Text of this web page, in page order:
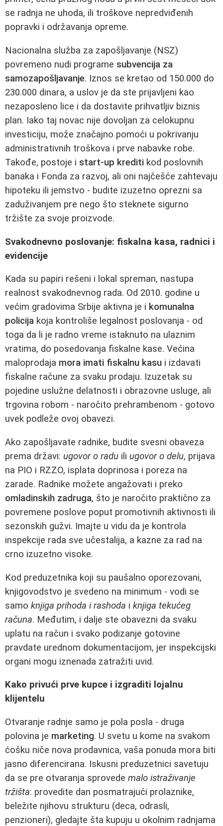
se radnja ne uhoda, ili troškove nepredviđenih
popravki i održavanja opreme.
Nacionalna služba za zapošljavanje (NSZ)
povremeno nudi programe subvencija za
samozapošljavanje. Iznos se kretao od 150.000 do
230.000 dinara, a uslov je da ste prijavljeni kao
nezaposleno lice i da dostavite prihvatljiv biznis
plan. Iako taj novac nije dovoljan za celokupnu
investiciju, može značajno pomoći u pokrivanju
administrativnih troškova i prve nabavke robe.
Takođe, postoje i start-up krediti kod poslovnih
banaka i Fonda za razvoj, ali oni najčešće zahtevaju
hipoteku ili jemstvo - budite izuzetno oprezni sa
zaduživanjem pre nego što steknete sigurno
tržište za svoje proizvode.
Svakodnevno poslovanje: fiskalna kasa, radnici i
evidencije
Kada su papiri rešeni i lokal spreman, nastupa
realnost svakodnevnog rada. Od 2010. godine u
većim gradovima Srbije aktivna je i komunalna
policija koja kontroliše legalnost poslovanja - od
toga da li je radno vreme istaknuto na ulaznim
vratima, do posedovanja fiskalne kase. Većina
maloprodaja mora imati fiskalnu kasu i izdavati
fiskalne račune za svaku prodaju. Izuzetak su
pojedine uslužne delatnosti i obrazovne usluge, ali
trgovina robom - naročito prehrambenom - gotovo
uvek podleže ovoj obavezi.
Ako zapošljavate radnike, budite svesni obaveza
prema državi: ugovor o radu ili ugovor o delu, prijava
na PIO i RZZO, isplata doprinosa i poreza na
zarade. Radnike možete angažovati i preko
omladinskih zadruga, što je naročito praktično za
povremene poslove poput promotivnih aktivnosti ili
sezonskih gužvi. Imajte u vidu da je kontrola
inspekcije rada sve učestalija, a kazne za rad na
crno izuzetno visoke.
Kod preduzetnika koji su paušalno oporezovani,
knjigovodstvo je svedeno na minimum - vodi se
samo knjiga prihoda i rashoda i knjiga tekućeg
računa. Međutim, i dalje ste obavezni da svaku
uplatu na račun i svako podizanje gotovine
pravdate urednom dokumentacijom, jer inspekcijski
organi mogu iznenada zatražiti uvid.
Kako privući prve kupce i izgraditi lojalnu
klijentelu
Otvaranje radnje samo je pola posla - druga
polovina je marketing. U svetu u kome na svakom
ćošku niče nova prodavnica, vaša ponuda mora biti
jasno diferencirana. Iskusni preduzetnici savetuju
da se pre otvaranja sprovede malo istraživanje
tržišta: provedite dan posmatrajući prolaznike,
beležite njihovu strukturu (deca, odrasli,
penzioneri), gledajte šta kupuju u okolnim radnjama